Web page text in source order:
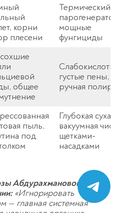
корни
плесени
Термический
мощные
фунгициды
общее
густые пены,
ручная
пыль,
под
Глубокая сухая
вакуумная
щетками-
насадками
Абдурахмановой,
«Игнорировать
— главная системная